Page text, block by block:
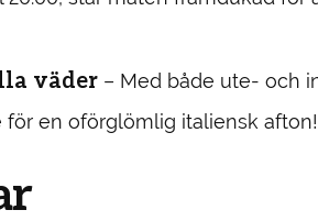
väder – Med både ute- och
för en oförglömlig italiensk